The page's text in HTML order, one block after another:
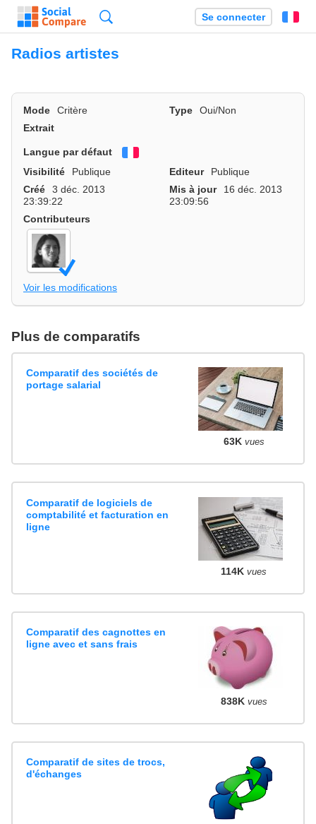
Se connecter
Radios artistes
Mode Critère Type
Oui/Non
Extrait
Langue par défaut
Visibilité
Publique Editeur
Publique
Créé
3 déc. 2013
23:39:22
Mis à jour
16 déc. 2013
23:09:56
Contributeurs
Voir les modifications
Plus de comparatifs
Comparatif des sociétés de
portage salarial
63K vues
Comparatif de logiciels de
comptabilité et facturation en
ligne
114K vues
Comparatif des cagnottes en
ligne avec et sans frais
838K vues
Comparatif de sites de trocs,
d'échanges